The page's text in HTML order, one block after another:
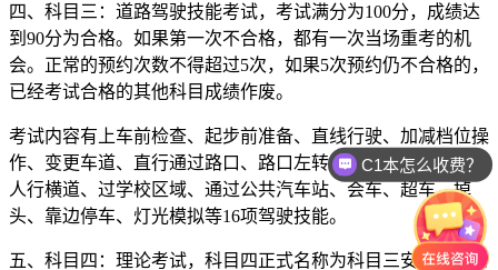
四、科目三：道路驾驶技能考试，考试满分为100分，成绩达
到90分为合格。如果第一次不合格，都有一次当场重考的机
会。正常的预约次数不得超过5次，如果5次预约仍不合格的，
已经考试合格的其他科目成绩作废。
考试内容有上车前检查、起步前准备、直线行驶、加减档位操
作、变更车道、直行通过路口、路口左转弯、路口右转弯、过
人行横道、过学校区域、通过公共汽车站、会车、超车、掉
头、靠边停车、灯光模拟等16项驾驶技能。
五、科目四：理论考试，科目四正式名称为科目三安全文明常
C1本怎么收费？